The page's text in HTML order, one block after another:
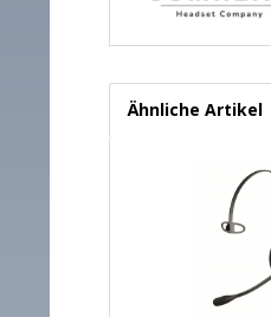
Ähnliche Artikel